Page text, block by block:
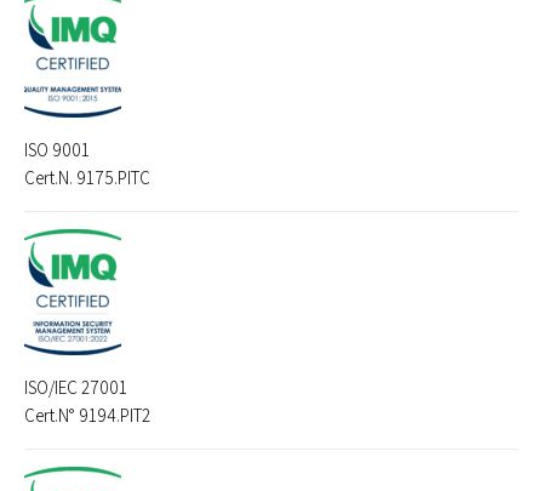
ISO 9001
Cert.N. 9175.PITC
ISO/IEC 27001
Cert.N° 9194.PIT2